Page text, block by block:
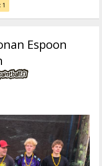
1
Espoon